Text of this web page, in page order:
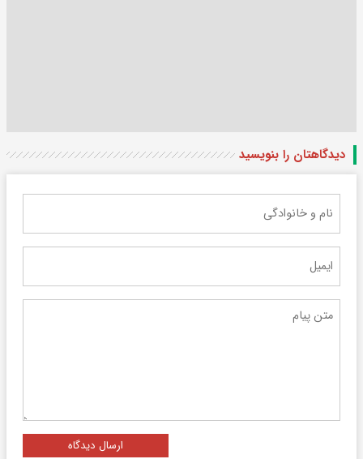
دیدگاهتان را بنویسید
ارسال دیدگاه